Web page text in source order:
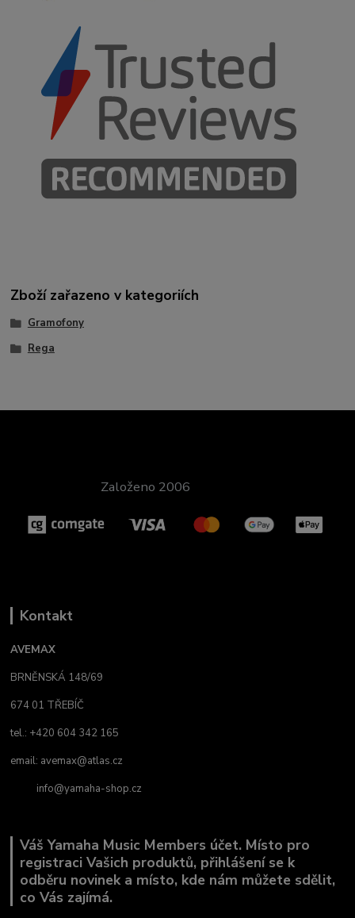
Zboží zařazeno v kategoriích
Gramofony
Rega
Založeno 2006
Kontakt
AVEMAX
BRNĚNSKÁ 148/69
674 01 TŘEBÍČ
tel.: +420 604 342 165
email: avemax@atlas.cz
info@yamaha-shop.cz
Váš Yamaha Music Members účet. Místo pro
registraci Vašich produktů, přihlášení se k
odběru novinek a místo, kde nám můžete sdělit,
co Vás zajímá.